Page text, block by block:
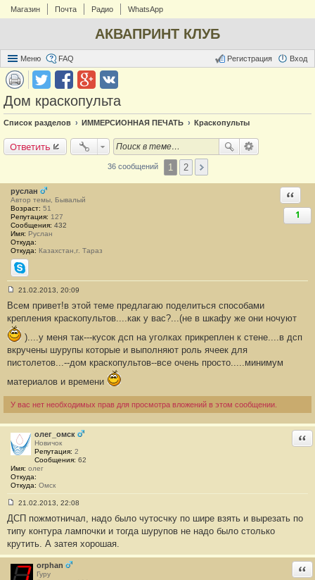
Магазин Почта Радио WhatsApp
АКВАПРИНТ КЛУБ
Меню FAQ Вход
Регистрация
Дом краскопульта
Список разделов ИММЕРСИОННАЯ ПЕЧАТЬ Краскопульты
Ответить
36 сообщений 1 2
руслан
Автор темы, Бывалый
Возраст: 51
Репутация: 127
Сообщения: 432
Имя: Руслан
Откуда:
Откуда: Казахстан,г. Тараз
Skype
1
о
б
щ
е
н
и
е
1
21.02.2013, 20:09
Всем привет!в этой теме предлагаю поделиться способами
крепления краскопультов....как у вас?...(не в шкафу же они ночуют
)....у меня так---кусок дсп на уголках прикреплен к стене....в дсп
вкручены шурупы которые и выполняют роль ячеек для
пистолетов...--дом краскопультов--все очень просто.....минимум
материалов и времени
У вас нет необходимых прав для просмотра вложений в этом сообщении.
олег_омск
Новичок
Репутация: 2
Сообщения: 62
Имя: олег
Откуда:
Откуда: Омск
о
б
щ
е
н
и
е
21.02.2013, 22:08
ДСП пожмотничал, надо было чутосчку по шире взять и вырезать по
типу контура лампочки и тогда шурупов не надо было столько
крутить. А затея хорошая.
orphan
Гуру